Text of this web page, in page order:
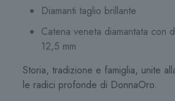
Diamanti taglio brillante
Catena veneta diamantata con
12,5 mm
Storia, tradizione e famiglia, unite
le radici profonde di DonnaOro.